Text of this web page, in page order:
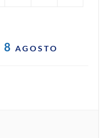
8 AGOSTO